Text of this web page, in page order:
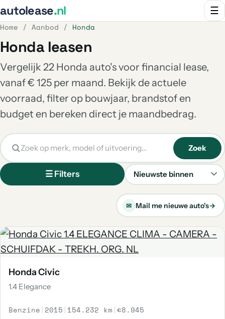
autolease.nl ☰
Home / Aanbod / Honda
Honda leasen
Vergelijk 22 Honda auto's voor financial lease,
vanaf € 125 per maand. Bekijk de actuele
voorraad, filter op bouwjaar, brandstof en
budget en bereken direct je maandbedrag.
☰ Filters
Sorteren
Zoek
✉ Mail me nieuwe auto's→
Honda Civic
1.4 Elegance
Benzine | 2015 | 154.232 km |€8.945